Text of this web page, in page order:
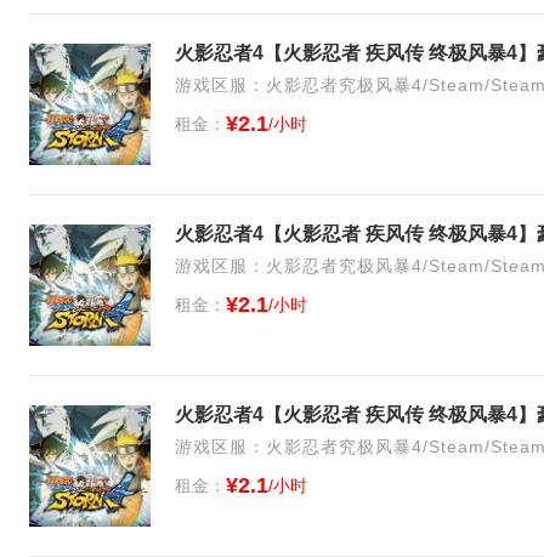
火影忍者4【火影忍者 疾风传 终极风暴4
游戏区服：火影忍者究极风暴4/Steam/
租金： ¥2.1/小时
火影忍者4【火影忍者 疾风传 终极风暴4
游戏区服：火影忍者究极风暴4/Steam/
租金： ¥2.1/小时
火影忍者4【火影忍者 疾风传 终极风暴4
游戏区服：火影忍者究极风暴4/Steam/
租金： ¥2.1/小时